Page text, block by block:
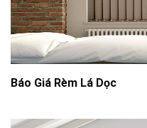
Báo Giá Rèm Lá Dọc